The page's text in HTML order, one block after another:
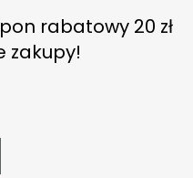
rabatowy 20 zł
zakupy!